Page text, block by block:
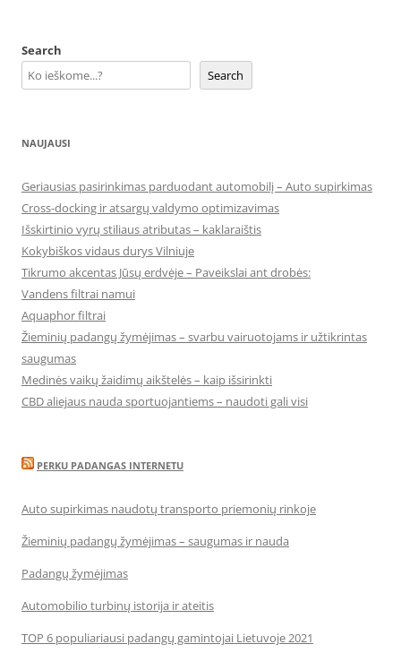
Search
Search
NAUJAUSI
Geriausias pasirinkimas parduodant automobilį – Auto supirkimas
Cross-docking ir atsargų valdymo optimizavimas
Išskirtinio vyrų stiliaus atributas – kaklaraištis
Kokybiškos vidaus durys Vilniuje
Tikrumo akcentas Jūsų erdvėje – Paveikslai ant drobės:
Vandens filtrai namui
Aquaphor filtrai
Žieminių padangų žymėjimas – svarbu vairuotojams ir užtikrintas
saugumas
Medinės vaikų žaidimų aikštelės – kaip išsirinkti
CBD aliejaus nauda sportuojantiems – naudoti gali visi
PERKU PADANGAS INTERNETU
Auto supirkimas naudotų transporto priemonių rinkoje
Žieminių padangų žymėjimas – saugumas ir nauda
Padangų žymėjimas
Automobilio turbinų istorija ir ateitis
TOP 6 populiariausi padangų gamintojai Lietuvoje 2021